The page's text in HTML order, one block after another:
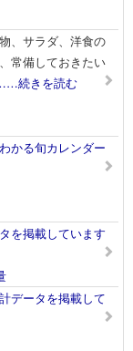
、サラダ、洋食の
常備しておきたい
続きを読む
かる旬カレンダー
を掲載しています
データを掲載して